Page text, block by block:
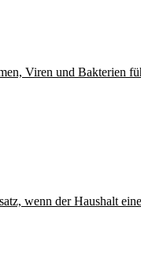
Viren und Bakterien
wenn der Haushalt